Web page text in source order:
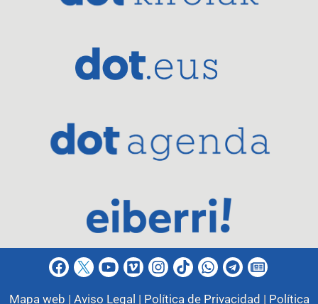
Mapa web | Aviso Legal | Política de Privacidad | Política